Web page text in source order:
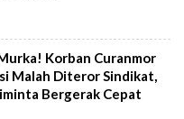
Korban Curanmor
Malah Diteror Sindikat,
Bergerak Cepat